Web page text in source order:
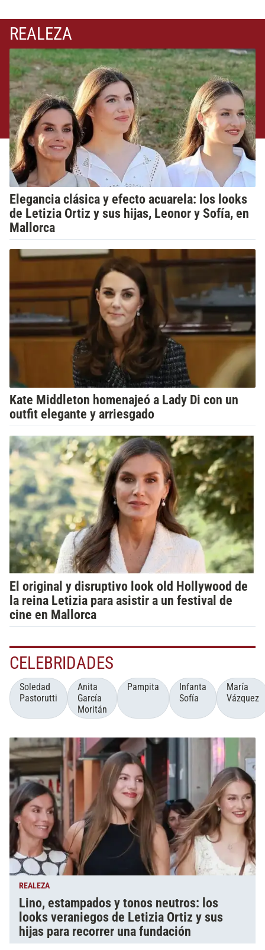
REALEZA
Elegancia clásica y efecto acuarela: los looks
de Letizia Ortiz y sus hijas, Leonor y Sofía, en
Mallorca
Kate Middleton homenajeó a Lady Di con un
outfit elegante y arriesgado
El original y disruptivo look old Hollywood de
la reina Letizia para asistir a un festival de
cine en Mallorca
CELEBRIDADES
Soledad
Pastorutti
Anita
García
Moritán
Pampita
Infanta
Sofía
María
Vázquez
REALEZA
Lino, estampados y tonos neutros: los
looks veraniegos de Letizia Ortiz y sus
hijas para recorrer una fundación